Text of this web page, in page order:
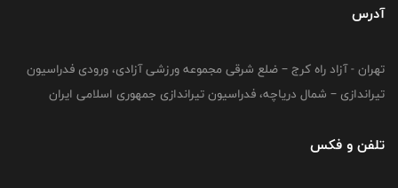
آدرس
تهران - آزاد راه کرج – ضلع شرقی مجموعه ورزشی آزادی، ورودی فدراسیون
تیراندازی – شمال دریاچه، فدراسیون تیراندازی جمهوری اسلامی ایران
تلفن و فکس